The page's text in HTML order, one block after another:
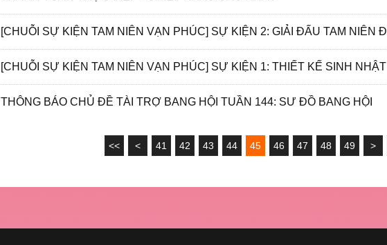
[CHUỖI SỰ KIỆN TAM NIÊN VẠN PHÚC] SỰ KIỆN 1: THIẾT KẾ SINH NHẬT
THÔNG BÁO CHỦ ĐỀ TÀI TRỢ BANG HỘI TUẦN 144: SƯ ĐỒ BANG HỘI
<< < 41 42 43 44 45 46 47 48 49 >